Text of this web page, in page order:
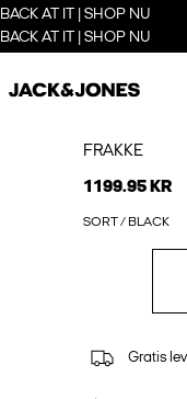
BACK AT IT | SHOP NU
BACK AT IT | SHOP NU
FRAKKE
1199.95 KR
SORT / BLACK
Gratis